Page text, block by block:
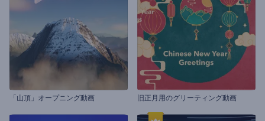
「山頂」オープニング動画 旧正月用のグリーティング動画